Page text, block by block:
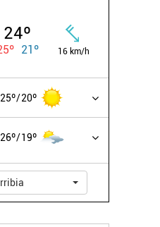
24º
21º 16 km/h
25º 20º
26º 19º